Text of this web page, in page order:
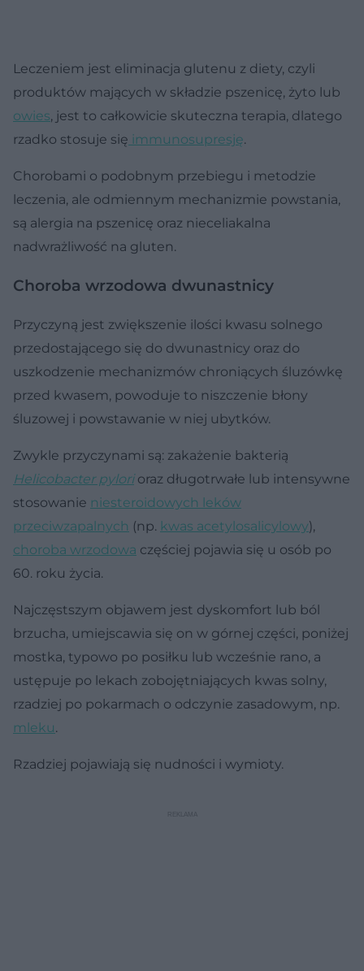
Leczeniem jest eliminacja glutenu z diety, czyli
produktów mających w składzie pszenicę, żyto lub
owies, jest to całkowicie skuteczna terapia, dlatego
rzadko stosuje się immunosupresję.
Chorobami o podobnym przebiegu i metodzie
leczenia, ale odmiennym mechanizmie powstania,
są alergia na pszenicę oraz nieceliakalna
nadwrażliwość na gluten.
Choroba wrzodowa dwunastnicy
Przyczyną jest zwiększenie ilości kwasu solnego
przedostającego się do dwunastnicy oraz do
uszkodzenie mechanizmów chroniących śluzówkę
przed kwasem, powoduje to niszczenie błony
śluzowej i powstawanie w niej ubytków.
Zwykle przyczynami są: zakażenie bakterią
Helicobacter pylorioraz długotrwałe lub intensywne
stosowanie niesteroidowych leków
przeciwzapalnych (np. kwas acetylosalicylowy),
choroba wrzodowa częściej pojawia się u osób po
60. roku życia.
Najczęstszym objawem jest dyskomfort lub ból
brzucha, umiejscawia się on w górnej części, poniżej
mostka, typowo po posiłku lub wcześnie rano, a
ustępuje po lekach zobojętniających kwas solny,
rzadziej po pokarmach o odczynie zasadowym, np.
mleku.
Rzadziej pojawiają się nudności i wymioty.